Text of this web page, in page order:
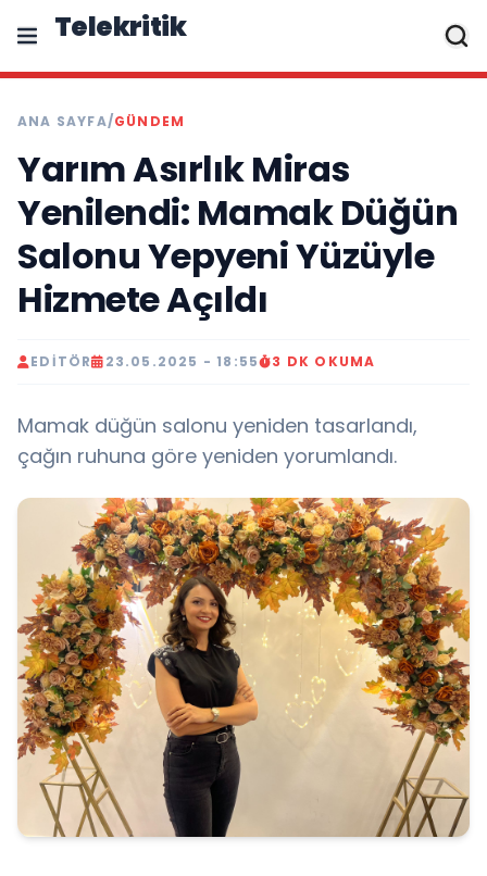
Telekritik
ANA SAYFA/GÜNDEM
Yarım Asırlık Miras
Yenilendi: Mamak Düğün
Salonu Yepyeni Yüzüyle
Hizmete Açıldı
EDITÖR 23.05.2025 - 18:55 3 DK OKUMA
Mamak düğün salonu yeniden tasarlandı,
çağın ruhuna göre yeniden yorumlandı.